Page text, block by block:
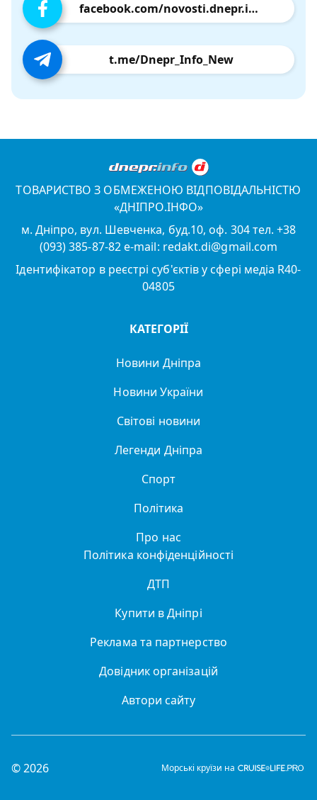
facebook.com/novosti.dnepr.info
t.me/Dnepr_Info_New
ТОВАРИСТВО З ОБМЕЖЕНОЮ ВІДПОВІДАЛЬНІСТЮ
«ДНІПРО.ІНФО»
м. Дніпро, вул. Шевченка, буд.10, оф. 304 тел. +38
(093) 385-87-82 e-mail: redakt.di@gmail.com
Ідентифікатор в реєстрі суб'єктів у сфері медіа R40-
04805
КАТЕГОРІЇ
Новини Дніпра
Новини України
Світові новини
Легенди Дніпра
Спорт
Політика
Про нас
Політика конфіденційності
ДТП
Купити в Дніпрі
Реклама та партнерство
Довідник організацій
Автори сайту
© 2026 Морські круїзи на